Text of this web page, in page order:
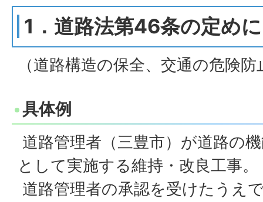
1．道路法第46条の定め
（道路構造の保全、交通の危険防
具体例
道路管理者（三豊市）が道路の
として実施する維持・改良工事。
道路管理者の承認を受けたうえ